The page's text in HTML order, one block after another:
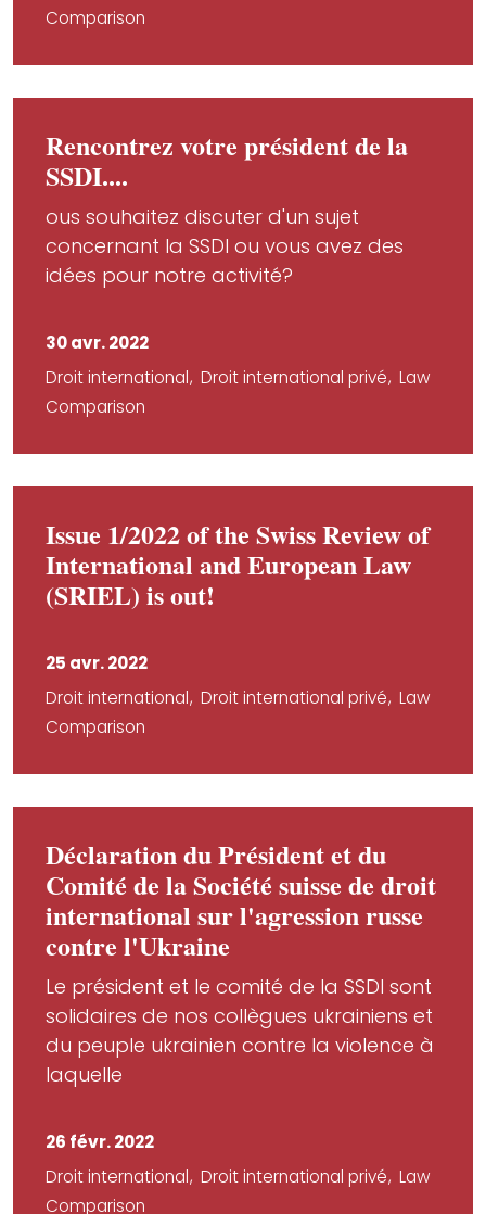
Comparison
Rencontrez votre président de la
SSDI....
ous souhaitez discuter d'un sujet
concernant la SSDI ou vous avez des
idées pour notre activité?
30 avr. 2022
Droit international Droit international privé Law
Comparison
Issue 1/2022 of the Swiss Review of
International and European Law
(SRIEL) is out!
25 avr. 2022
Droit international Droit international privé Law
Comparison
Déclaration du Président et du
Comité de la Société suisse de droit
international sur l'agression russe
contre l'Ukraine
Le président et le comité de la SSDI sont
solidaires de nos collègues ukrainiens et
du peuple ukrainien contre la violence à
laquelle
26 févr. 2022
Droit international Droit international privé Law
Comparison